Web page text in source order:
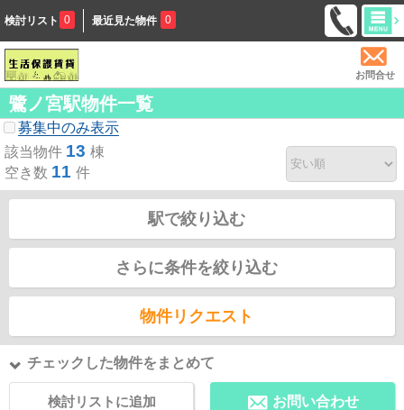
検討リスト 0 最近見た物件 0
お問合せ
鷺ノ宮駅物件一覧
募集中のみ表示
該当物件 13 棟
空き数 11 件
駅で絞り込む
さらに条件を絞り込む
物件リクエスト
チェックした物件をまとめて
検討リストに追加 お問い合わせ